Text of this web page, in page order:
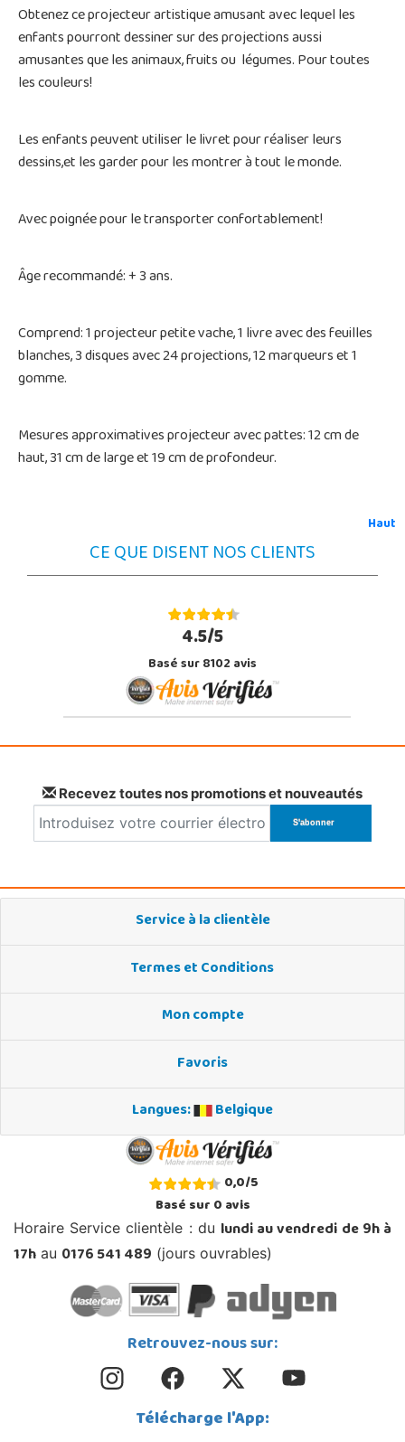
Obtenez ce projecteur artistique amusant avec lequel les
enfants pourront dessiner sur des projections aussi
amusantes que les animaux, fruits ou légumes. Pour toutes
les couleurs!
Les enfants peuvent utiliser le livret pour réaliser leurs
dessins,et les garder pour les montrer à tout le monde.
Avec poignée pour le transporter confortablement!
Âge recommandé: + 3 ans.
Comprend: 1 projecteur petite vache, 1 livre avec des feuilles
blanches, 3 disques avec 24 projections, 12 marqueurs et 1
gomme.
Mesures approximatives projecteur avec pattes: 12 cm de
haut, 31 cm de large et 19 cm de profondeur.
Haut
CE QUE DISENT NOS CLIENTS
4.5/5
Basé sur 8102 avis
Recevez toutes nos promotions et nouveautés
Service à la clientèle
Termes et Conditions
Mon compte
Favoris
Langues:
Belgique
0,0/5
Basé sur0avis
Horaire Service clientèle : du lundi au vendredi de 9h à
17h au 0176 541 489 (jours ouvrables)
Retrouvez-nous sur:
Télécharge l'App: